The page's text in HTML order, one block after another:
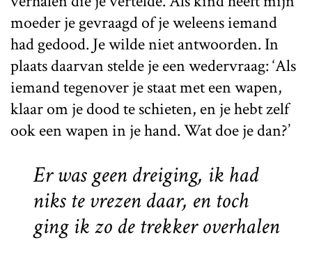
moeder je gevraagd of je weleens iemand
had gedood. Je wilde niet antwoorden. In
plaats daarvan stelde je een wedervraag: ‘Als
iemand tegenover je staat met een wapen,
klaar om je dood te schieten, en je hebt zelf
ook een wapen in je hand. Wat doe je dan?’
Er was geen dreiging, ik had
niks te vrezen daar, en toch
ging ik zo de trekker overhalen